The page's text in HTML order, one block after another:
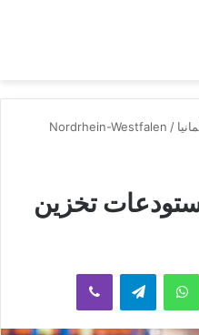
/
Nordrhein-Westfalen
تخزين
واتساب